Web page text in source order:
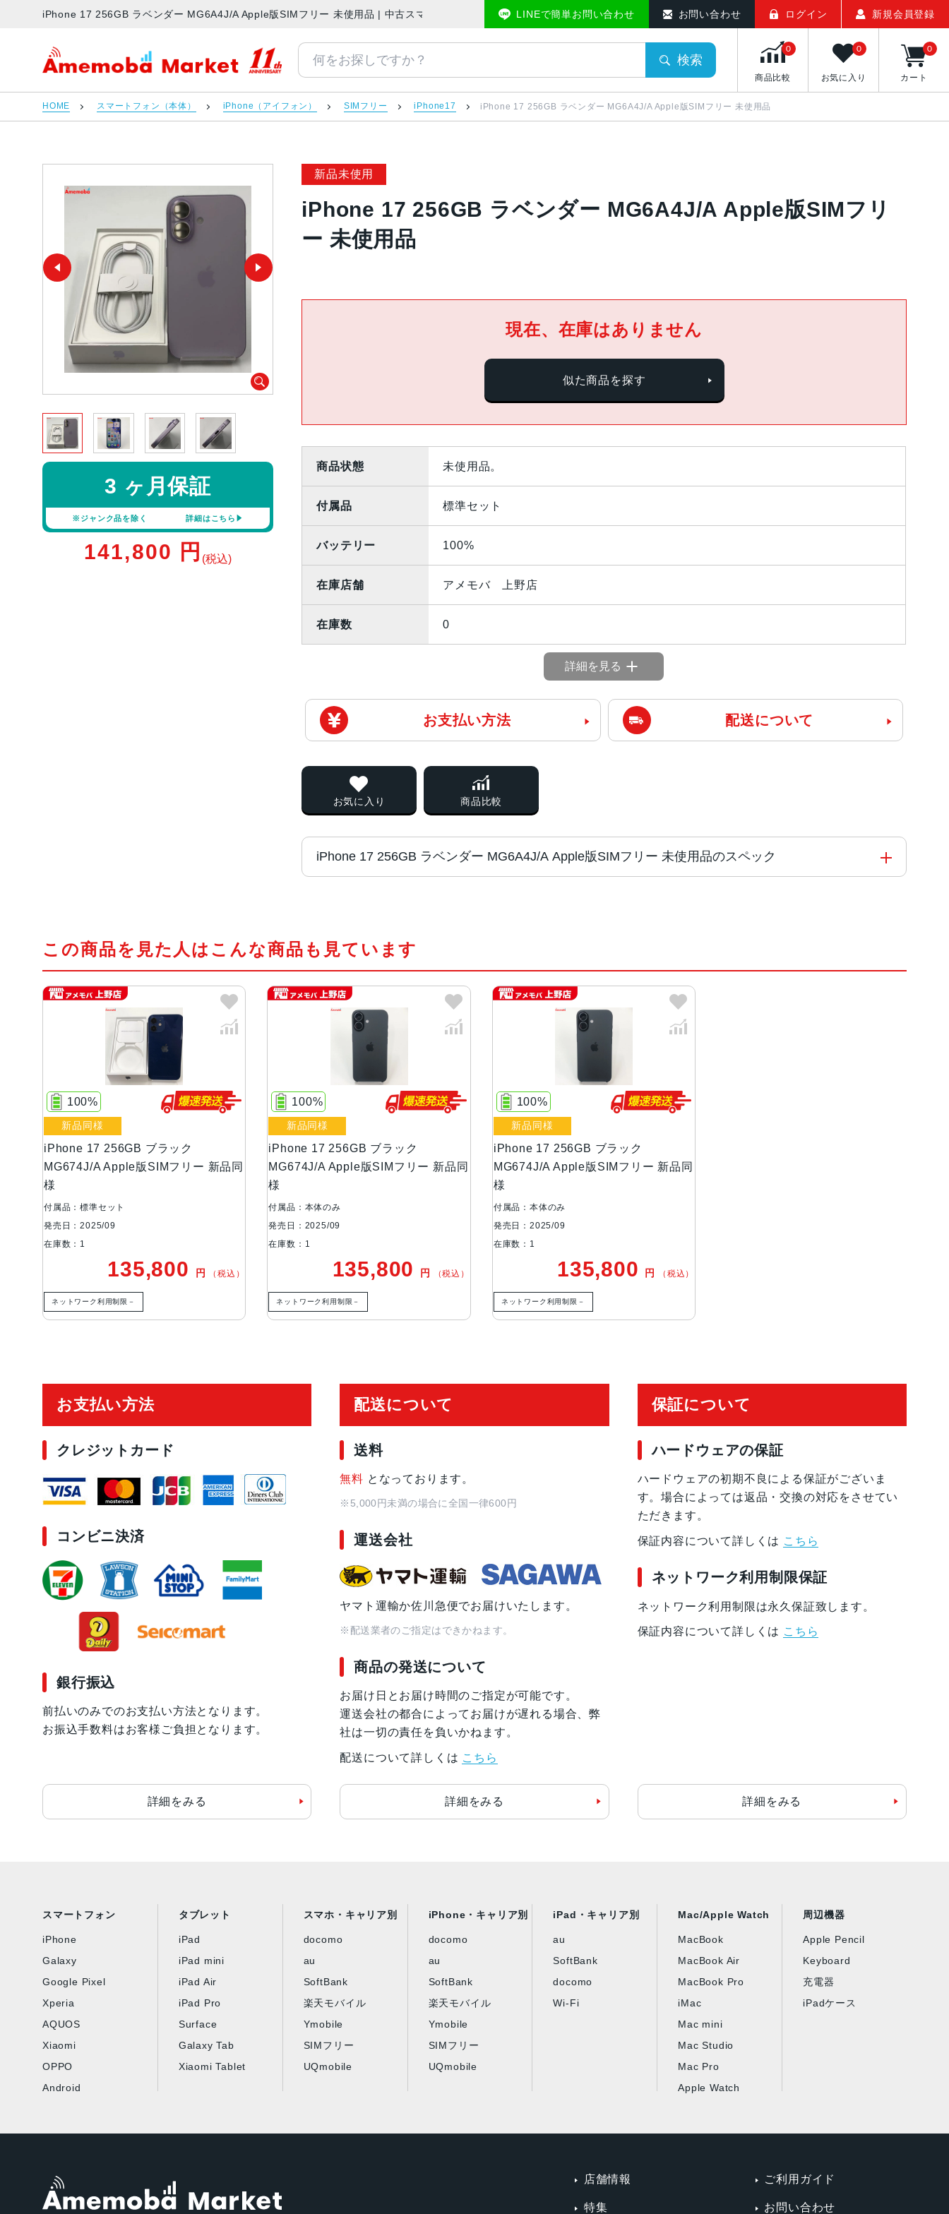
iPhone 17 256GB ラベンダー MG6A4J/A Apple版SIMフリー 未使用品 | 中古スマホ販売のアメモバマーケットLINEで簡単お問い合わせ お問い合わせ ログイン 新規会員登録
アメモバマーケット
検索
商品比較
0
お気に入り
0
カート
0
HOME スマートフォン（本体） iPhone（アイフォン） SIMフリー iPhone17 iPhone 17 256GB ラベンダー MG6A4J/A Apple版SIMフリー 未使用品
新品未使用
iPhone 17 256GB ラベンダー MG6A4J/A Apple版SIMフリ
ー 未使用品
3 ヶ月保証
※ジャンク品を除く 詳細はこちら
141,800 円 (税込)
現在、在庫はありません
似た商品を探す
商品状態 未使用品。
付属品 標準セット
バッテリー 100%
在庫店舗 アメモバ 上野店
在庫数 0
詳細を見る
お支払い方法 配送について
お気に入り 商品比較
iPhone 17 256GB ラベンダー MG6A4J/A Apple版SIMフリー 未使用品のスペック
カラー ブラック、ホワイト、ミストブルー、セージ、ラベンダー
Super Retina XDR デ ィ ス プ レ イ6.3インチ（対角）オールスクリーンOLED
デ ィ ス プ レ イ
サイズ・重さ 149.6×71.5×7.95mm・177g
能、防塵性能
IEC規格60529にもとづくIP68等級（最大水深6メートルで最大3 0 分 間 ）
48MP Fusionメイン：26mm、ƒ/1.6絞り値、センサーシフト光学式手ぶれ補正、10
12MPの光学2倍望遠での撮影時：52mm、ƒ/1.6絞り値、センサーシフト光学式手ぶ
れ補正、100% Focus Pixels
48MP Fusion超広角：13mm、ƒ/2.2絞り値と120°視野角、Hybrid Focus Pixels、
フロントカメラ 18MPセンターフレームカメラƒ/1.9絞り値
生体認証 センターフレームフロントカメラのTrueDepthテクノロジーによる有 効 化
発売日 2025年9月19日
この商品を見た人はこんな商品も見ています
iPhone 17 256GB ブラック
MG674J/A Apple版SIMフリー 新品同
様
100%
新品同様
付属品：標準セット
発売日：2025/09
在庫数：1
135,800 円 （税込）
ネットワーク利用制限－
iPhone 17 256GB ブラック
MG674J/A Apple版SIMフリー 新品同
様
100%
新品同様
付属品：本体のみ
発売日：2025/09
在庫数：1
135,800 円 （税込）
ネットワーク利用制限－
iPhone 17 256GB ブラック
MG674J/A Apple版SIMフリー 新品同
様
100%
新品同様
付属品：本体のみ
発売日：2025/09
在庫数：1
135,800 円 （税込）
ネットワーク利用制限－
お支払い方法
クレジットカード
コンビニ決済
銀行振込
前払いのみでのお支払い方法となります。
お振込手数料はお客様ご負担となります。
詳細をみる
配送について
送料
無料 となっております。
※5,000円未満の場合に全国一律600円
運送会社
ヤマト運輸か佐川急便でお届けいたします。
※配送業者のご指定はできかねます。
商品の発送について
お届け日とお届け時間のご指定が可能です。
運送会社の都合によってお届けが遅れる場合、弊
社は一切の責任を負いかねます。
配送について詳しくは こちら
詳細をみる
保証について
ハードウェアの保証
ハードウェアの初期不良による保証がございま
す。場合によっては返品・交換の対応をさせてい
ただきます。
保証内容について詳しくは こちら
ネットワーク利用制限保証
ネットワーク利用制限は永久保証致します。
保証内容について詳しくは こちら
詳細をみる
スマートフォン
iPhone
Galaxy
Google Pixel
Xperia
AQUOS
Xiaomi
OPPO
Android
タブレット
iPad
iPad mini
iPad Air
iPad Pro
Surface
Galaxy Tab
Xiaomi Tablet
スマホ・キャリア別
docomo
au
SoftBank
楽天モバイル
Ymobile
SIMフリー
UQmobile
iPhone・キャリア別
docomo
au
SoftBank
楽天モバイル
Ymobile
SIMフリー
UQmobile
iPad・キャリア別
au
SoftBank
docomo
Wi-Fi
Mac/Apple Watch
MacBook
MacBook Air
MacBook Pro
iMac
Mac mini
Mac Studio
Mac Pro
Apple Watch
周辺機器
Apple Pencil
Keyboard
充電器
iPadケース
店舗情報
特集
ご利用ガイド
お問い合わせ